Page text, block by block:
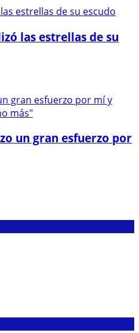
las estrellas de su
un gran esfuerzo por